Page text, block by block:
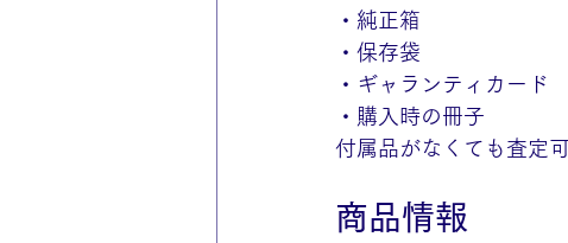
・純正箱
・保存袋
・ギャランティカード
・購入時の冊子
付属品がなくても査定可
商品情報